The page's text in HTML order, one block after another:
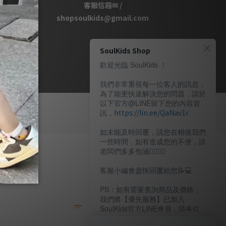
客服信箱✉ /
shopsoulkids@gmail.com
SoulKids Shop
歡迎光臨 SoulKids ！
我們非常重視每一位客人的訊息，
為了能更快速解決您的問題，請於
以下官方@LINE留下您的內容資
訊， https://lin.ee/QaNav1r
如未能及時回覆，請您在稍後我們
一些時間，如有造成您的不便，請
老闆們多多包涵🙇🏽‍🙇‍♀️
客服小編會盡快回覆給您📝💻️
PS：如有需要查詢商品及價格，
我們將【優先服務】已加入
SoulKids官方LINE會員，請各位